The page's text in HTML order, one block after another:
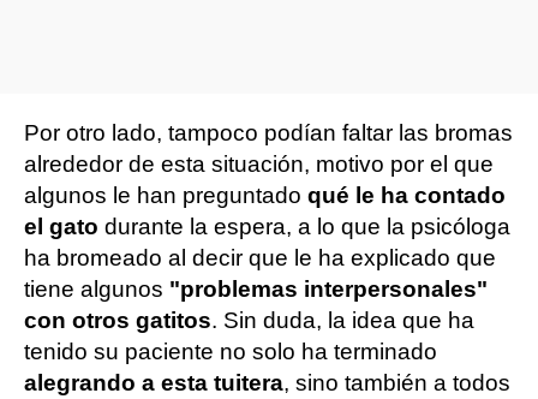
Por otro lado, tampoco podían faltar las bromas
alrededor de esta situación, motivo por el que
algunos le han preguntado qué le ha contado
el gato durante la espera, a lo que la psicóloga
ha bromeado al decir que le ha explicado que
tiene algunos "problemas interpersonales"
con otros gatitos. Sin duda, la idea que ha
tenido su paciente no solo ha terminado
alegrando a esta tuitera, sino también a todos